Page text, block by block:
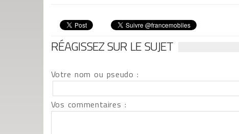
RÉAGISSEZ SUR LE SUJET
Votre nom ou pseudo :
Vos commentaires :